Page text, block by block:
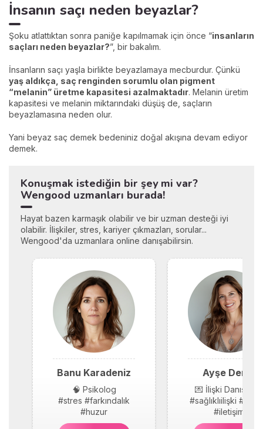
İnsanın saçı neden beyazlar?
Şoku atlattıktan sonra paniğe kapılmamak için önce “insanların
saçları neden beyazlar?”, bir bakalım.
İnsanların saçı yaşla birlikte beyazlamaya mecburdur. Çünkü
yaş aldıkça, saç renginden sorumlu olan pigment
“melanin” üretme kapasitesi azalmaktadır. Melanin üretim
kapasitesi ve melanin miktarındaki düşüş de, saçların
beyazlamasına neden olur.
Yani beyaz saç demek bedeniniz doğal akışına devam ediyor
demek.
Konuşmak istediğin bir şey mi var?
Wengood uzmanları burada!
Hayat bazen karmaşık olabilir ve bir uzman desteği iyi
olabilir. İlişkiler, stres, kariyer çıkmazları, sorular...
Wengood'da uzmanlara online danışabilirsin.
Banu Karadeniz
🧠 Psikolog
#stres #farkındalık
#huzur
Ayşe Demir
💌 İlişki Danışmanı
#sağlıklıilişki
#iletişim